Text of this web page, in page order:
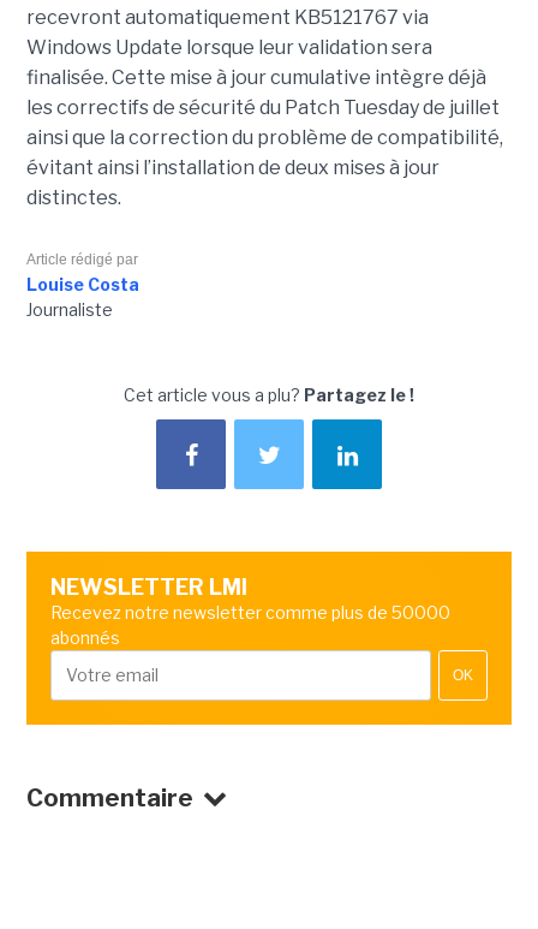
recevront automatiquement KB5121767 via
Windows Update lorsque leur validation sera
finalisée. Cette mise à jour cumulative intègre déjà
les correctifs de sécurité du Patch Tuesday de juillet
ainsi que la correction du problème de compatibilité,
évitant ainsi l’installation de deux mises à jour
distinctes.
Article rédigé par
Louise Costa
Journaliste
Cet article vous a plu? Partagez le !
NEWSLETTER LMI
Recevez notre newsletter comme plus de 50000
abonnés
OK
Commentaire